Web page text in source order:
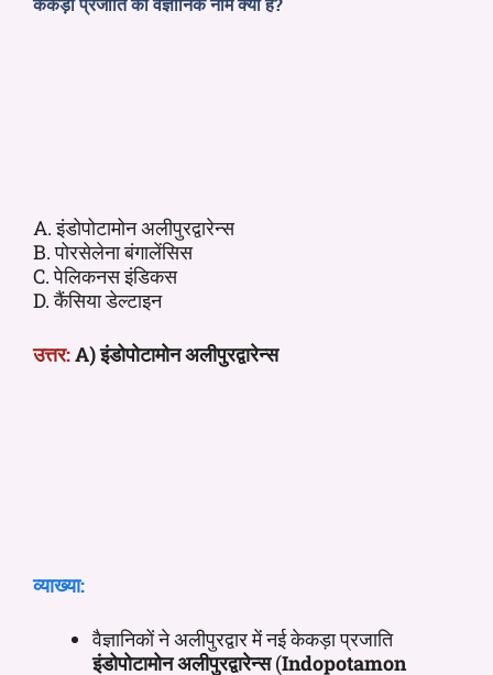
A. इंडोपोटामोन अलीपुरद्वारेन्स
B. पोरसेलेना बंगालेंसिस
C. पेलिकनस इंडिकस
D. कैंसिया डेल्टाइन
उत्तर:A) इंडोपोटामोन अलीपुरद्वारेन्स
व्याख्या:
वैज्ञानिकों ने अलीपुरद्वार में नई केकड़ा प्रजाति
इंडोपोटामोन अलीपुरद्वारेन्स(Indopotamon